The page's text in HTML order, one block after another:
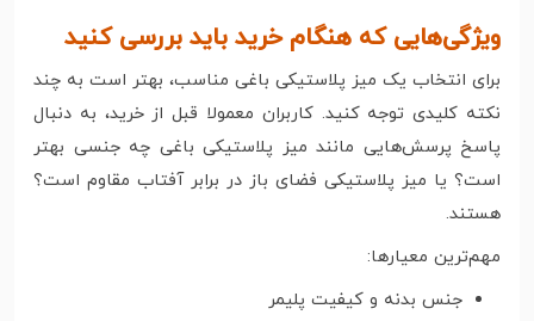
ویژگی‌هایی که هنگام خرید باید بررسی کنید
برای انتخاب یک میز پلاستیکی باغی مناسب، بهتر است به چند
نکته کلیدی توجه کنید. کاربران معمولا قبل از خرید، به دنبال
پاسخ پرسش‌هایی مانند میز پلاستیکی باغی چه جنسی بهتر
است؟ یا میز پلاستیکی فضای باز در برابر آفتاب مقاوم است؟
هستند.
مهم‌ترین معیارها:
جنس بدنه و کیفیت پلیمر